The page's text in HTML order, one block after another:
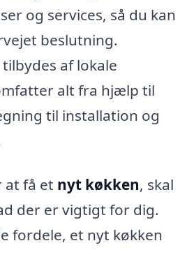
og services, så du kan
beslutning.
af lokale
alt fra hjælp til
til installation og
at få et nyt køkken, skal
der er vigtigt for dig.
fordele, et nyt køkken